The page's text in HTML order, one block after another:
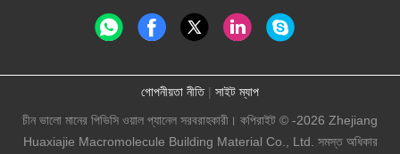
গোপনীয়তা নীতি| সাইট ম্যাপ
চীন ভালো মানের পিভিসি ওয়াল প্যানেল সরবরাহকারী। কপিরাইট © -2026 Zhejiang
Huaxiajie Macromolecule Building Material Co., Ltd. সমস্ত অধিকার